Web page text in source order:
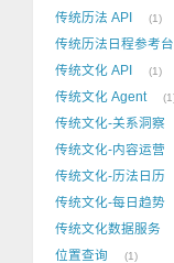
传统历法 API 1
传统历法日程参考台
传统文化 API 1
传统文化 Agent 1
传统文化-关系洞察
传统文化-内容运营
传统文化-历法日历
传统文化-每日趋势
传统文化数据服务
位置查询 1